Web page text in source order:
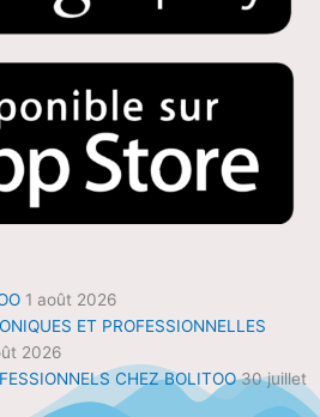
1 août 2026
ET PROFESSIONNELLES
2026
CHEZ BOLITOO 30 juillet